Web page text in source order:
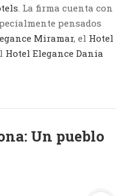
. La firma cuenta con
pensados
Miramar, el Hotel
Hotel Elegance Dania
Un pueblo